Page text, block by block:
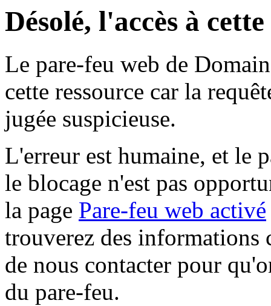
Désolé, l'accès à
Le pare-feu web de
cette ressource car la
jugée suspicieuse.
L'erreur est humaine, et le
le blocage n'est pas
la page Pare-feu web activé
trouverez des informations
de nous contacter pour
du pare-feu.